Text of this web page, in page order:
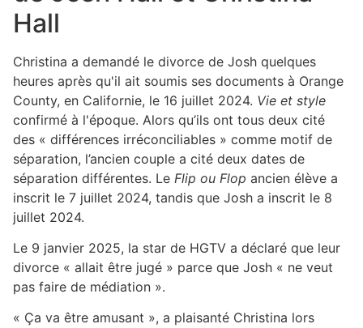
Hall
Christina a demandé le divorce de Josh quelques
heures après qu'il ait soumis ses documents à Orange
County, en Californie, le 16 juillet 2024. Vie et style
confirmé à l'époque. Alors qu’ils ont tous deux cité
des « différences irréconciliables » comme motif de
séparation, l’ancien couple a cité deux dates de
séparation différentes. Le Flip ou Flop ancien élève a
inscrit le 7 juillet 2024, tandis que Josh a inscrit le 8
juillet 2024.
Le 9 janvier 2025, la star de HGTV a déclaré que leur
divorce « allait être jugé » parce que Josh « ne veut
pas faire de médiation ».
« Ça va être amusant », a plaisanté Christina lors